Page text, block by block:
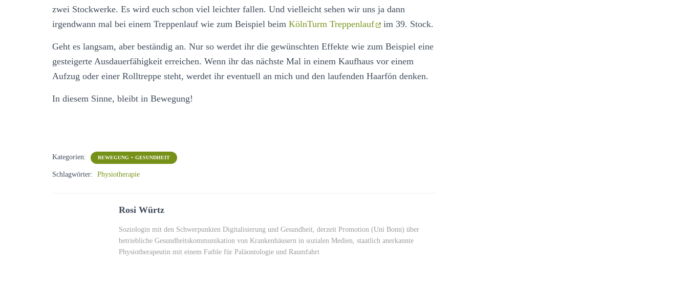
zwei Stockwerke. Es wird euch schon viel leichter fallen. Und vielleicht sehen wir uns ja dann
irgendwann mal bei einem Treppenlauf wie zum Beispiel beim KölnTurm Treppenlauf im 39. Stock.
Geht es langsam, aber beständig an. Nur so werdet ihr die gewünschten Effekte wie zum Beispiel eine
gesteigerte Ausdauerfähigkeit erreichen. Wenn ihr das nächste Mal in einem Kaufhaus vor einem
Aufzug oder einer Rolltreppe steht, werdet ihr eventuell an mich und den laufenden Haarfön denken.
In diesem Sinne, bleibt in Bewegung!
Kategorien: BEWEGUNG + GESUNDHEIT
Schlagwörter: Physiotherapie
Rosi Würtz
Soziologin mit den Schwerpunkten Digitalisierung und Gesundheit, derzeit Promotion (Uni Bonn) über
betriebliche Gesundheitskommunikation von Krankenhäusern in sozialen Medien, staatlich anerkannte
Physiotherapeutin mit einem Faible für Paläontologie und Raumfahrt